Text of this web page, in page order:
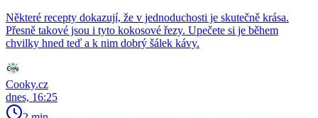
Některé recepty dokazují, že v jednoduchosti je skutečně krása.
Přesně takové jsou i tyto kokosové řezy. Upečete si je během
chvilky hned teď a k nim dobrý šálek kávy.
Cooky.cz
dnes, 16:25